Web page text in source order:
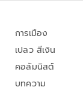
การเมือง
เปลว สีเงิน
คอลัมนิสต์
บทความ